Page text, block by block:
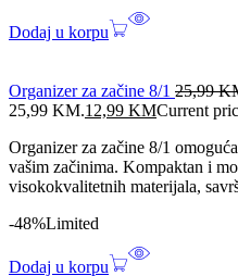
Dodaj u korpu
Organizer za začine 8/1 25,99
25,99 KM.12,99 KMCurrent
Organizer za začine 8/1
vašim začinima. Kompaktan i
visokokvalitetnih materijala,
-48%Limited
Dodaj u korpu